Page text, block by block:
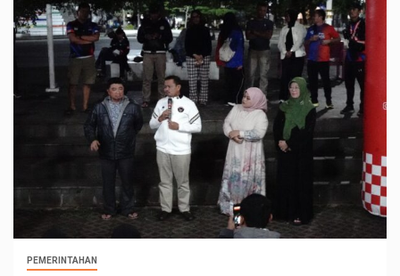
PEMERINTAHAN